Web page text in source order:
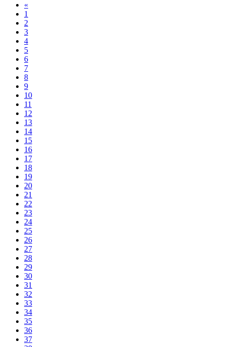
«
1
2
3
4
5
6
7
8
9
10
11
12
13
14
15
16
17
18
19
20
21
22
23
24
25
26
27
28
29
30
31
32
33
34
35
36
37